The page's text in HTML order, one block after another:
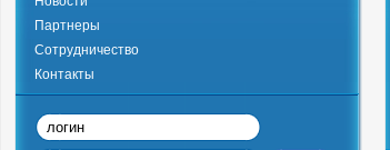
Партнеры
Сотрудничество
Контакты